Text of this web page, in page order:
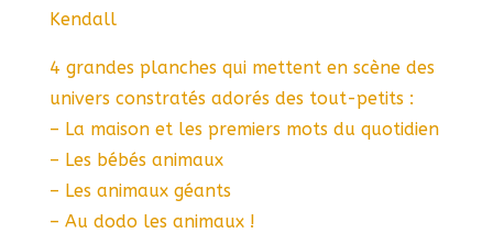
Kendall
4 grandes planches qui mettent en scène des
univers constratés adorés des tout-petits :
– La maison et les premiers mots du quotidien
– Les bébés animaux
– Les animaux géants
– Au dodo les animaux !